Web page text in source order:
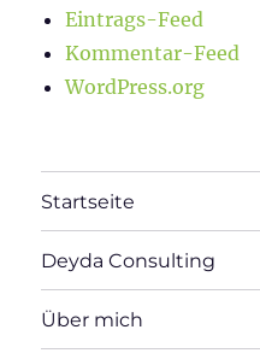
Eintrags-Feed
Kommentar-Feed
WordPress.org
Startseite
Deyda Consulting
Über mich